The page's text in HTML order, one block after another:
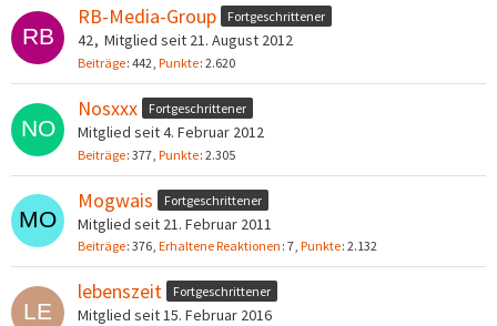
RB-Media-Group Fortgeschrittener
42 Mitglied seit 21. August 2012
Beiträge 442 Punkte 2.620
Nosxxx Fortgeschrittener
Mitglied seit 4. Februar 2012
Beiträge 377 Punkte 2.305
Mogwais Fortgeschrittener
Mitglied seit 21. Februar 2011
Beiträge 376 Erhaltene Reaktionen 7 Punkte 2.132
lebenszeit Fortgeschrittener
Mitglied seit 15. Februar 2016